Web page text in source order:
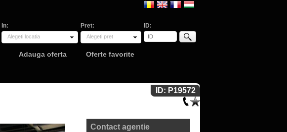
In:
Alegeti locatia
Pret:
Alegeti pret
ID:
Adauga oferta Oferte favorite
ID: P19572
Contact agentie